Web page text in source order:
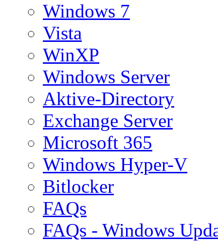
Windows 7
Vista
WinXP
Windows Server
Aktive-Directory
Exchange Server
Microsoft 365
Windows Hyper-V
Bitlocker
FAQs
FAQs - Windows